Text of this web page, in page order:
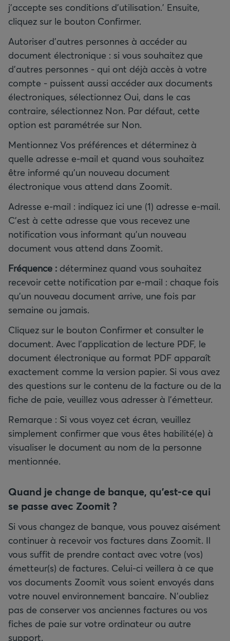
j'accepte ses conditions d'utilisation.' Ensuite,
cliquez sur le bouton Confirmer.
Autoriser d'autres personnes à accéder au
document électronique : si vous souhaitez que
d'autres personnes - qui ont déjà accès à votre
compte - puissent aussi accéder aux documents
électroniques, sélectionnez Oui, dans le cas
contraire, sélectionnez Non. Par défaut, cette
option est paramétrée sur Non.
Mentionnez Vos préférences et déterminez à
quelle adresse e-mail et quand vous souhaitez
être informé qu'un nouveau document
électronique vous attend dans Zoomit.
Adresse e-mail : indiquez ici une (1) adresse e-mail.
C'est à cette adresse que vous recevez une
notification vous informant qu'un nouveau
document vous attend dans Zoomit.
Fréquence : déterminez quand vous souhaitez
recevoir cette notification par e-mail : chaque fois
qu'un nouveau document arrive, une fois par
semaine ou jamais.
Cliquez sur le bouton Confirmer et consulter le
document. Avec l'application de lecture PDF, le
document électronique au format PDF apparaît
exactement comme la version papier. Si vous avez
des questions sur le contenu de la facture ou de la
fiche de paie, veuillez vous adresser à l'émetteur.
Remarque : Si vous voyez cet écran, veuillez
simplement confirmer que vous êtes habilité(e) à
visualiser le document au nom de la personne
mentionnée.
Quand je change de banque, qu'est-ce qui
se passe avec Zoomit ?
Si vous changez de banque, vous pouvez aisément
continuer à recevoir vos factures dans Zoomit. Il
vous suffit de prendre contact avec votre (vos)
émetteur(s) de factures. Celui-ci veillera à ce que
vos documents Zoomit vous soient envoyés dans
votre nouvel environnement bancaire. N'oubliez
pas de conserver vos anciennes factures ou vos
fiches de paie sur votre ordinateur ou autre
support.